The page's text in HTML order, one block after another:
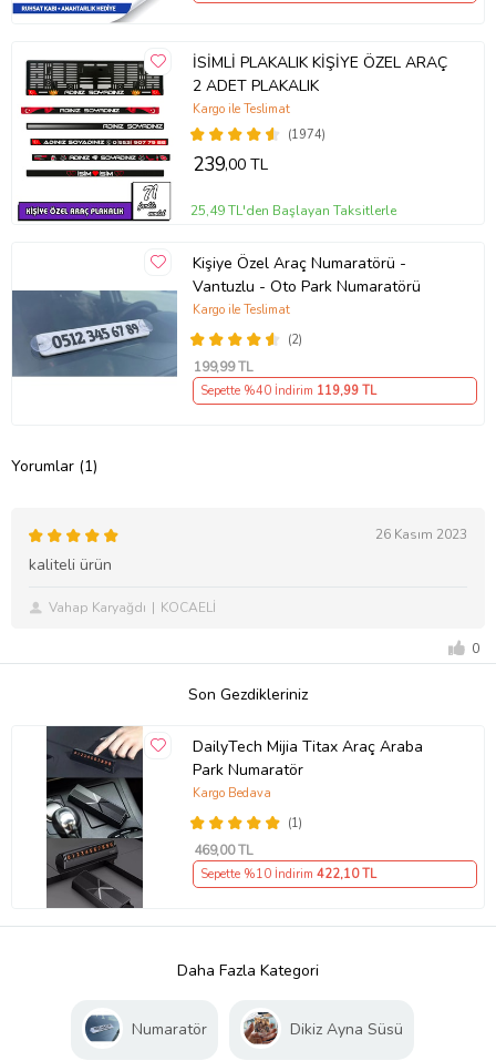
İSİMLİ PLAKALIK KİŞİYE ÖZEL ARAÇ
2 ADET PLAKALIK
(1974)
Kargo ile Teslimat
239,00 TL
25,49 TL'den Başlayan Taksitlerle
Kişiye Özel Araç Numaratörü -
Vantuzlu - Oto Park Numaratörü
(2)
Kargo ile Teslimat
199,99 TL
Sepette %40 İndirim 119,99 TL
Yorumlar (1)
26 Kasım 2023
kaliteli ürün
Vahap Karyağdı KOCAELİ
0
Son Gezdikleriniz
DailyTech Mijia Titax Araç Araba
Park Numaratör
(1)
Kargo Bedava
469,00 TL
Sepette %10 İndirim 422,10 TL
Daha Fazla Kategori
Numaratör Dikiz Ayna Süsü